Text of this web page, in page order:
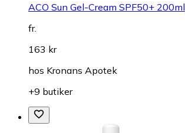
ACO Sun Gel-Cream SPF50+ 200ml
fr.
163 kr
hos Kronans Apotek
+9 butiker